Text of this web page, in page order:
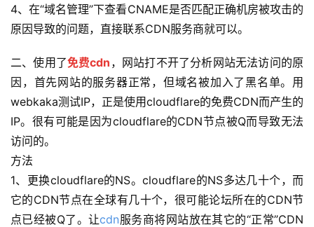
4、在“域名管理”下查看CNAME是否匹配正确机房被攻击的
原因导致的问题，直接联系CDN服务商就可以。
二、使用了免费cdn ，网站打不开了分析网站无法访问的原
因，首先网站的服务器正常，但域名被加入了黑名单。用
webkaka测试IP，正是使用cloudflare的免费CDN而产生的
IP。很有可能是因为cloudflare的CDN节点被Q而导致无法
访问的。
方法
1、更换cloudflare的NS。cloudflare的NS多达几十个，而
它的CDN节点在全球有几十个，很可能论坛所在的CDN节
点已经被Q了。让cdn服务商将网站放在其它的“正常”CDN